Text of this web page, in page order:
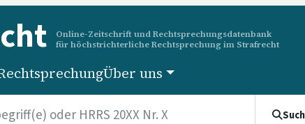
Online-Zeitschrift und Rechtsprechungsdatenbank
für höchstrichterliche Rechtsprechung im Strafrecht
Über uns